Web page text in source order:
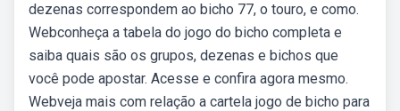
dezenas correspondem ao bicho 77, o touro, e como.
Webconheça a tabela do jogo do bicho completa e
saiba quais são os grupos, dezenas e bichos que
você pode apostar. Acesse e confira agora mesmo.
Webveja mais com relação a cartela jogo de bicho para